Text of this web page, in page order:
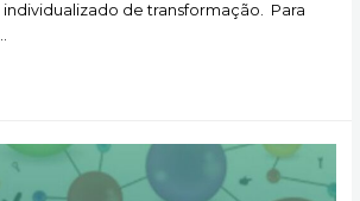
de transformação. Para